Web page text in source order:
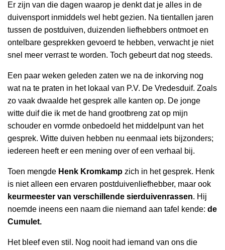
Er zijn van die dagen waarop je denkt dat je alles in de
duivensport inmiddels wel hebt gezien. Na tientallen jaren
tussen de postduiven, duizenden liefhebbers ontmoet en
ontelbare gesprekken gevoerd te hebben, verwacht je niet
snel meer verrast te worden. Toch gebeurt dat nog steeds.
Een paar weken geleden zaten we na de inkorving nog
wat na te praten in het lokaal van P.V. De Vredesduif. Zoals
zo vaak dwaalde het gesprek alle kanten op. De jonge
witte duif die ik met de hand grootbreng zat op mijn
schouder en vormde onbedoeld het middelpunt van het
gesprek. Witte duiven hebben nu eenmaal iets bijzonders;
iedereen heeft er een mening over of een verhaal bij.
Toen mengde Henk Kromkamp zich in het gesprek. Henk
is niet alleen een ervaren postduivenliefhebber, maar ook
keurmeester van verschillende sierduivenrassen. Hij
noemde ineens een naam die niemand aan tafel kende: de
Cumulet.
Het bleef even stil. Nog nooit had iemand van ons die